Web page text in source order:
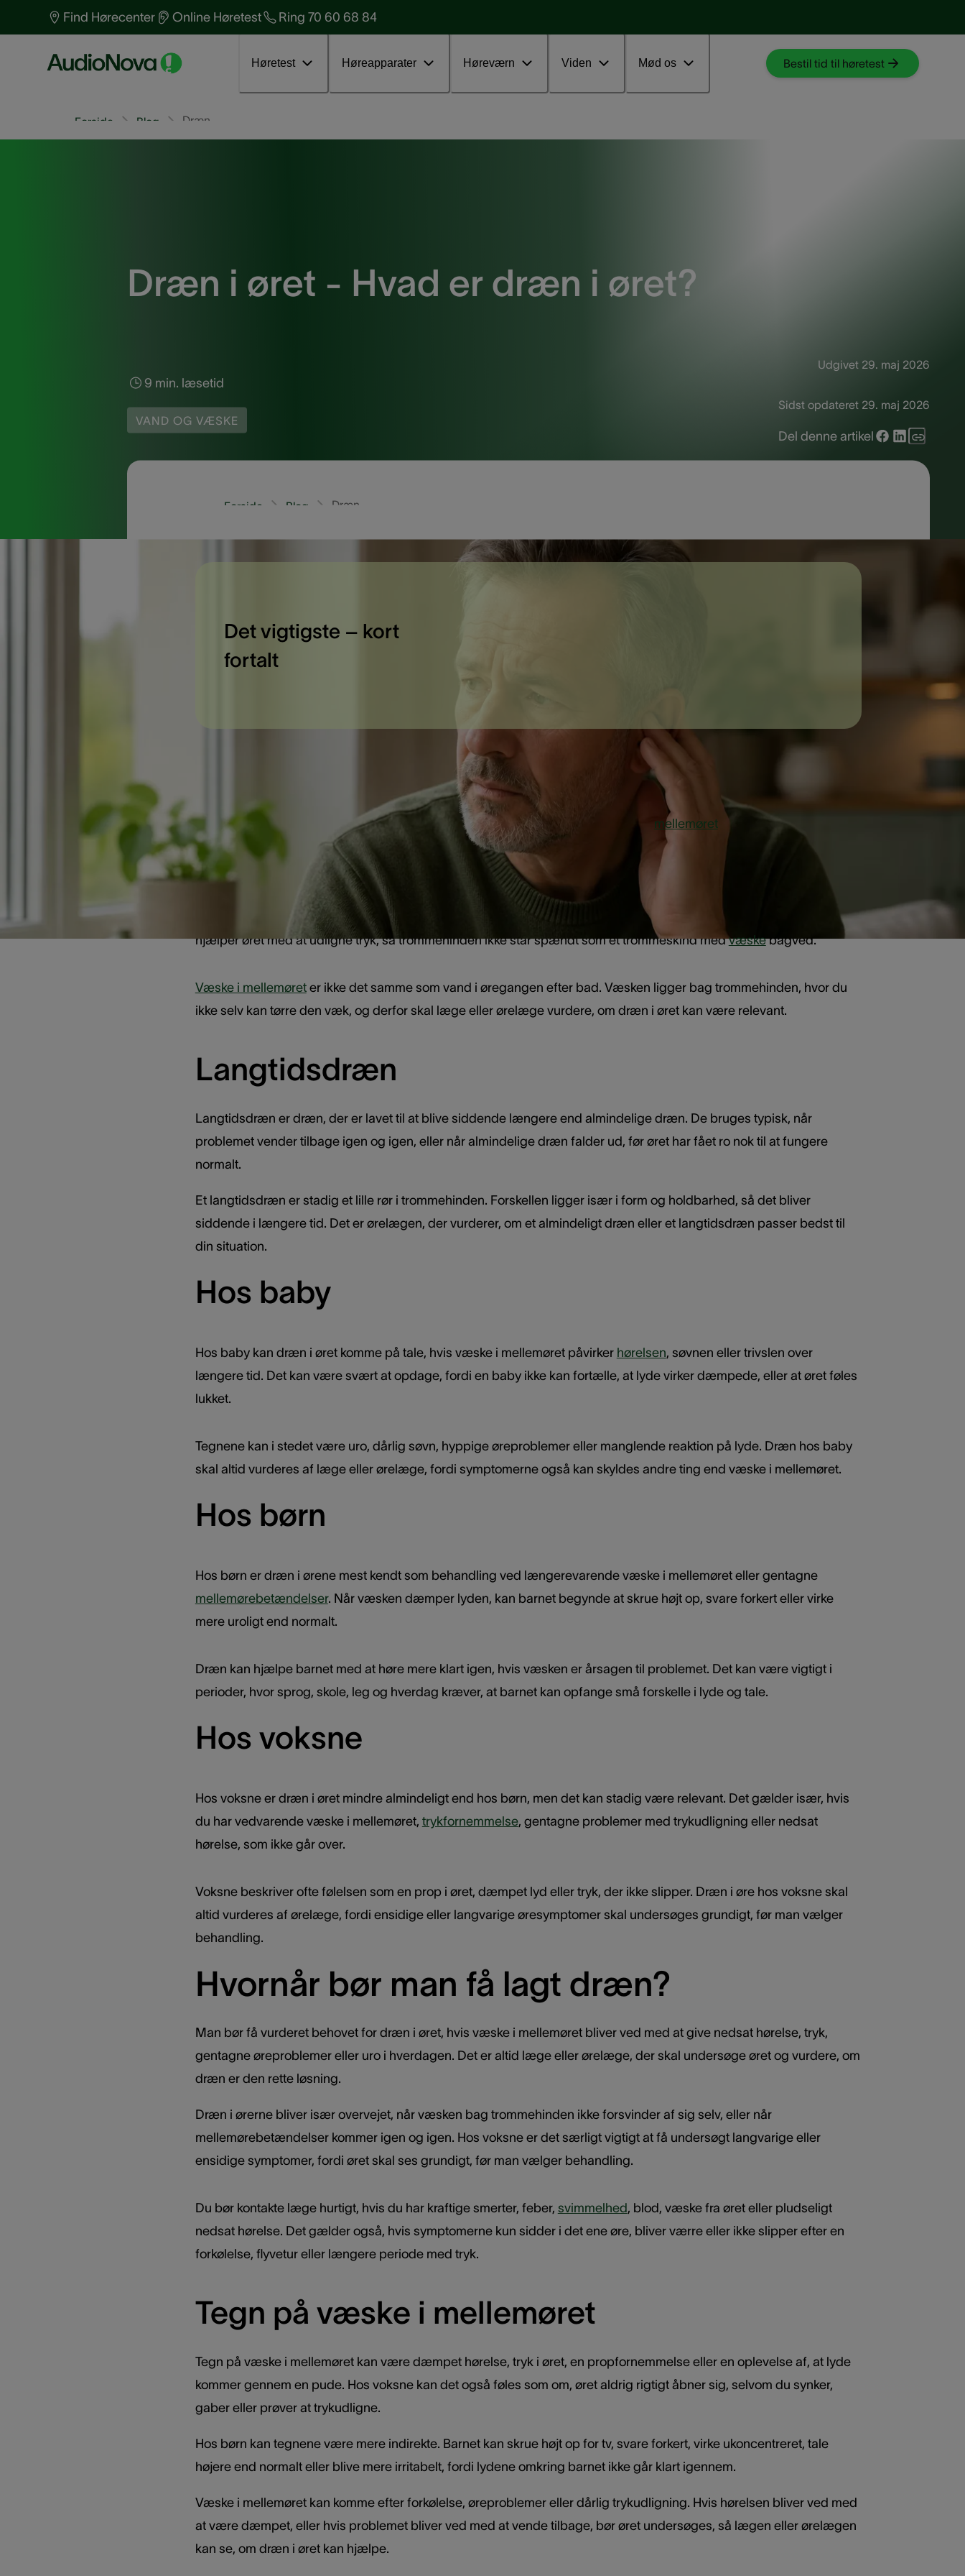
Find Hørecenter Online Høretest Ring 70 60 68 84
Høretest Høreapparater Høreværn Viden Mød os Bestil tid til høretest
Find ledig tid Udfyld vores formular Test uden ventetid
Bliv testperson nu
Beskyt din hørelse
Læs blogindlæg
Søg nærmeste hørecenter
Dræn
Blog
Forside
Dræn i øret - Hvad er dræn i øret?
9 min. læsetid
VAND OG VÆSKE
Udgivet 29. maj 2026
Sidst opdateret 29. maj 2026
Del denne artikel
Dræn
Blog
Forside
Det vigtigste – kort
fortalt
Hvad er dræn i øret?
Dræn i øret er et lille rør, som lægges i trommehinden, så der kan komme luft ind i mellemøret, og væske bedre kan
komme væk. Det bruges især, når væske i mellemøret giver nedsat hørelse, tryk, gentagne øreproblemer eller
tilbagevendende mellemørebetændelse.
Man kan få dræn i ét øre eller dræn i ørerne, alt efter hvor problemet sidder. Selve drænet virker som en lille ventil, der
hjælper øret med at udligne tryk, så trommehinden ikke står spændt som et trommeskind medvæskebagved.
Væske i mellemøreter ikke det samme som vand i øregangen efter bad. Væsken ligger bag trommehinden, hvor du
ikke selv kan tørre den væk, og derfor skal læge eller ørelæge vurdere, om dræn i øret kan være relevant.
Langtidsdræn
Langtidsdræn er dræn, der er lavet til at blive siddende længere end almindelige dræn. De bruges typisk, når
problemet vender tilbage igen og igen, eller når almindelige dræn falder ud, før øret har fået ro nok til at fungere
normalt.
Et langtidsdræn er stadig et lille rør i trommehinden. Forskellen ligger især i form og holdbarhed, så det bliver
siddende i længere tid. Det er ørelægen, der vurderer, om et almindeligt dræn eller et langtidsdræn passer bedst til
din situation.
Hos baby
Hos baby kan dræn i øret komme på tale, hvis væske i mellemøret påvirker hørelsen, søvnen eller trivslen over
længere tid. Det kan være svært at opdage, fordi en baby ikke kan fortælle, at lyde virker dæmpede, eller at øret føles
lukket.
Tegnene kan i stedet være uro, dårlig søvn, hyppige øreproblemer eller manglende reaktion på lyde. Dræn hos baby
skal altid vurderes af læge eller ørelæge, fordi symptomerne også kan skyldes andre ting end væske i mellemøret.
Hos børn
Hos børn er dræn i ørene mest kendt som behandling ved længerevarende væske i mellemøret eller gentagne
mellemørebetændelser. Når væsken dæmper lyden, kan barnet begynde at skrue højt op, svare forkert eller virke
mere uroligt end normalt.
Dræn kan hjælpe barnet med at høre mere klart igen, hvis væsken er årsagen til problemet. Det kan være vigtigt i
perioder, hvor sprog, skole, leg og hverdag kræver, at barnet kan opfange små forskelle i lyde og tale.
Hos voksne
Hos voksne er dræn i øret mindre almindeligt end hos børn, men det kan stadig være relevant. Det gælder især, hvis
du har vedvarende væske i mellemøret, trykfornemmelse, gentagne problemer med trykudligning eller nedsat
hørelse, som ikke går over.
Voksne beskriver ofte følelsen som en prop i øret, dæmpet lyd eller tryk, der ikke slipper. Dræn i øre hos voksne skal
altid vurderes af ørelæge, fordi ensidige eller langvarige øresymptomer skal undersøges grundigt, før man vælger
behandling.
Hvornår bør man få lagt dræn?
Man bør få vurderet behovet for dræn i øret, hvis væske i mellemøret bliver ved med at give nedsat hørelse, tryk,
gentagne øreproblemer eller uro i hverdagen. Det er altid læge eller ørelæge, der skal undersøge øret og vurdere, om
dræn er den rette løsning.
Dræn i ørerne bliver især overvejet, når væsken bag trommehinden ikke forsvinder af sig selv, eller når
mellemørebetændelser kommer igen og igen. Hos voksne er det særligt vigtigt at få undersøgt langvarige eller
ensidige symptomer, fordi øret skal ses grundigt, før man vælger behandling.
Du bør kontakte læge hurtigt, hvis du har kraftige smerter, feber, svimmelhed , blod, væske fra øret eller pludseligt
nedsat hørelse. Det gælder også, hvis symptomerne kun sidder i det ene øre, bliver værre eller ikke slipper efter en
forkølelse, flyvetur eller længere periode med tryk.
Tegn på væske i mellemøret
Tegn på væske i mellemøret kan være dæmpet hørelse, tryk i øret, en propfornemmelse eller en oplevelse af, at lyde
kommer gennem en pude. Hos voksne kan det også føles som om, øret aldrig rigtigt åbner sig, selvom du synker,
gaber eller prøver at trykudligne.
Hos børn kan tegnene være mere indirekte. Barnet kan skrue højt op for tv, svare forkert, virke ukoncentreret, tale
højere end normalt eller blive mere irritabelt, fordi lydene omkring barnet ikke går klart igennem.
Væske i mellemøret kan komme efter forkølelse, øreproblemer eller dårlig trykudligning. Hvis hørelsen bliver ved med
at være dæmpet, eller hvis problemet bliver ved med at vende tilbage, bør øret undersøges, så lægen eller ørelægen
kan se, om dræn i øret kan hjælpe.